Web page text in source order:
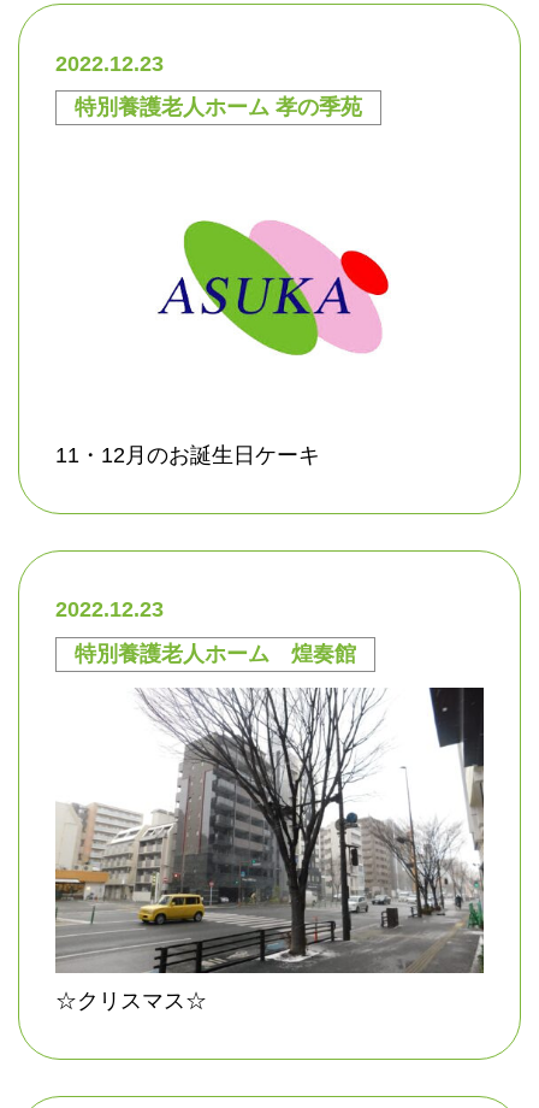
2022.12.23
特別養護老人ホーム 孝の季苑
11・12月のお誕生日ケーキ
2022.12.23
特別養護老人ホーム 煌奏館
☆クリスマス☆